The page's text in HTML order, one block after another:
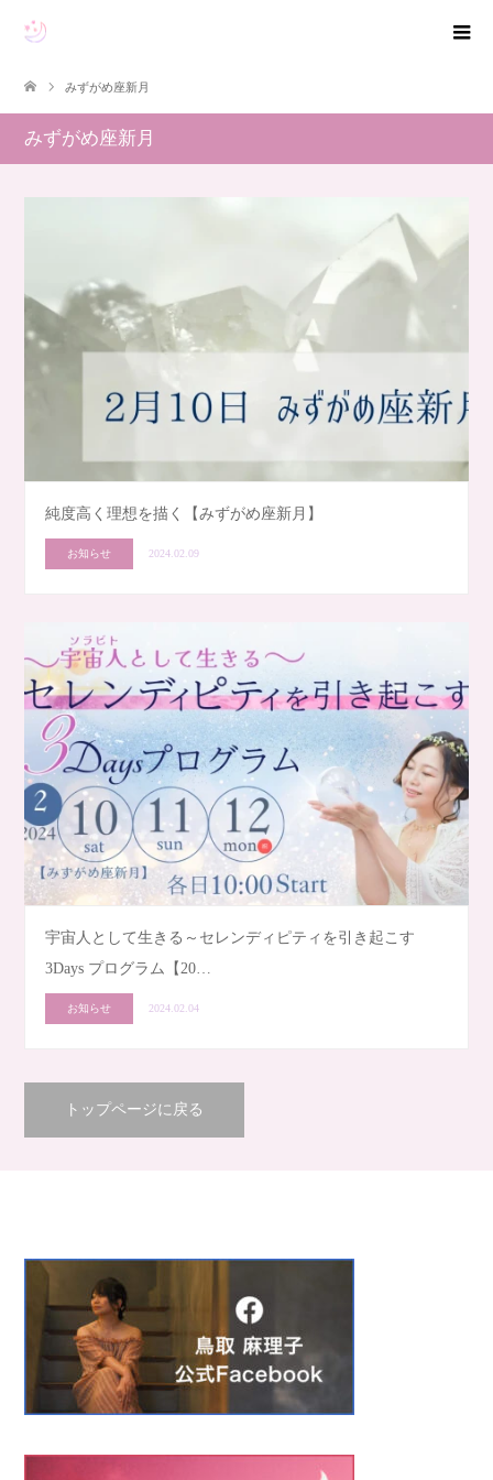
みずがめ座新月
みずがめ座新月
純度高く理想を描く【みずがめ座新月】
お知らせ 2024.02.09
宇宙人として生きる～セレンディピティを引き起こす
3Days プログラム【20…
お知らせ 2024.02.04
トップページに戻る